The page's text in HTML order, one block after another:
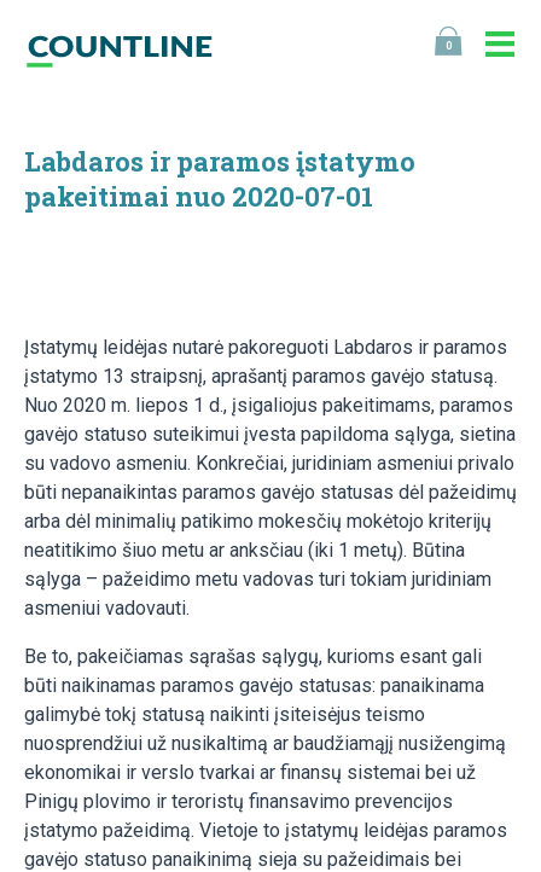
0
Labdaros ir paramos įstatymo
pakeitimai nuo 2020-07-01
Įstatymų leidėjas nutarė pakoreguoti Labdaros ir paramos
įstatymo 13 straipsnį, aprašantį paramos gavėjo statusą.
Nuo 2020 m. liepos 1 d., įsigaliojus pakeitimams, paramos
gavėjo statuso suteikimui įvesta papildoma sąlyga, sietina
su vadovo asmeniu. Konkrečiai, juridiniam asmeniui privalo
būti nepanaikintas paramos gavėjo statusas dėl pažeidimų
arba dėl minimalių patikimo mokesčių mokėtojo kriterijų
neatitikimo šiuo metu ar anksčiau (iki 1 metų). Būtina
sąlyga – pažeidimo metu vadovas turi tokiam juridiniam
asmeniui vadovauti.
Be to, pakeičiamas sąrašas sąlygų, kurioms esant gali
būti naikinamas paramos gavėjo statusas: panaikinama
galimybė tokį statusą naikinti įsiteisėjus teismo
nuosprendžiui už nusikaltimą ar baudžiamąjį nusižengimą
ekonomikai ir verslo tvarkai ar finansų sistemai bei už
Pinigų plovimo ir teroristų finansavimo prevencijos
įstatymo pažeidimą. Vietoje to įstatymų leidėjas paramos
gavėjo statuso panaikinimą sieja su pažeidimais bei